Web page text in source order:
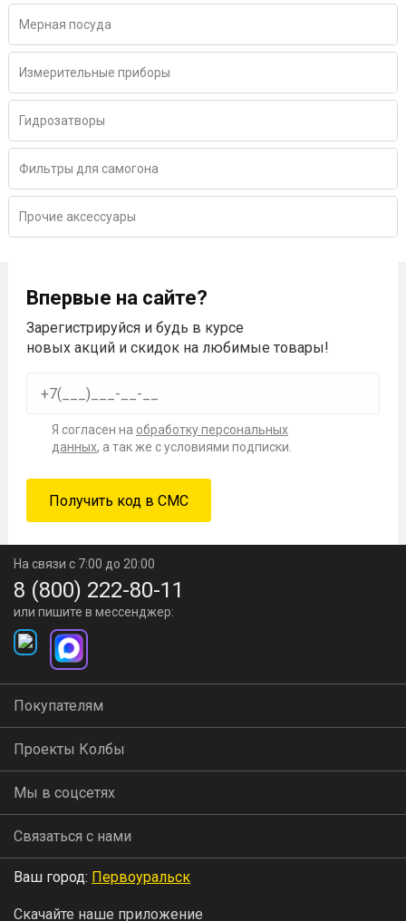
Мерная посуда
Измерительные приборы
Гидрозатворы
Фильтры для самогона
Прочие аксессуары
Впервые на сайте?
Зарегистрируйся и будь в курсе
новых акций и скидок на любимые товары!
Я согласен на обработку персональных
данных, а так же с условиями подписки.
На связи с 7:00 до 20:00
8 (800) 222-80-11
или пишите в мессенджер:
Покупателям
Проекты Колбы
Мы в соцсетях
Связаться с нами
Ваш город: Первоуральск
Скачайте наше приложение